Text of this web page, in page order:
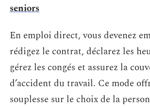
seniors
En emploi direct, vous devenez
rédigez le contrat, déclarez les
gérez les congés et assurez la
d’accident du travail. Ce mode
souplesse sur le choix de la